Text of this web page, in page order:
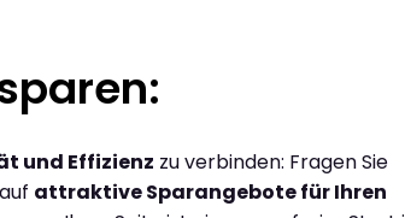
und Effizienz zu verbinden: Fragen Sie
attraktive Sparangebote für Ihren